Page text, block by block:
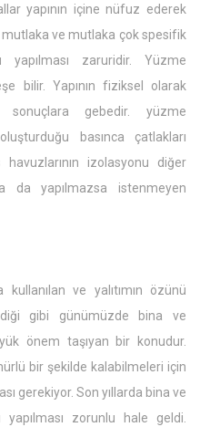
yapının içine nüfuz ederek
ve mutlaka çok spesifik
zaruridir. Yüzme
bilir. Yapının fiziksel olarak
sonuçlara gebedir. yüzme
basınca çatlakları
izolasyonu diğer
da yapılmazsa istenmeyen
kullanılan ve yalıtımın özünü
gibi günümüzde bina ve
önem taşıyan bir konudur.
bir şekilde kalabilmeleri için
gerekiyor. Son yıllarda bina ve
zorunlu hale geldi.